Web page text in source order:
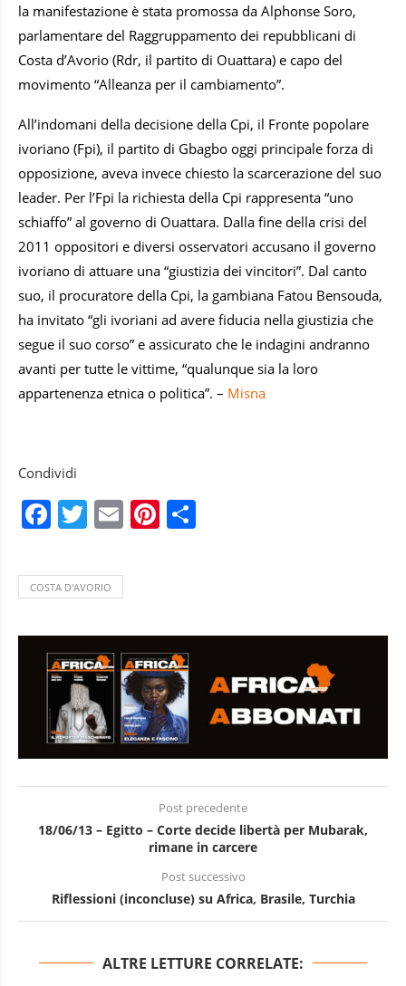
la manifestazione è stata promossa da Alphonse Soro,
parlamentare del Raggruppamento dei repubblicani di
Costa d’Avorio (Rdr, il partito di Ouattara) e capo del
movimento “Alleanza per il cambiamento”.
All’indomani della decisione della Cpi, il Fronte popolare
ivoriano (Fpi), il partito di Gbagbo oggi principale forza di
opposizione, aveva invece chiesto la scarcerazione del suo
leader. Per l’Fpi la richiesta della Cpi rappresenta “uno
schiaffo” al governo di Ouattara. Dalla fine della crisi del
2011 oppositori e diversi osservatori accusano il governo
ivoriano di attuare una “giustizia dei vincitori”. Dal canto
suo, il procuratore della Cpi, la gambiana Fatou Bensouda,
ha invitato “gli ivoriani ad avere fiducia nella giustizia che
segue il suo corso” e assicurato che le indagini andranno
avanti per tutte le vittime, “qualunque sia la loro
appartenenza etnica o politica”. – Misna
Condividi
Facebook
Twitter
EmailPinterest
COSTA D'AVORIO
Post precedente
18/06/13 – Egitto – Corte decide libertà per Mubarak,
rimane in carcere
Post successivo
Riflessioni (inconcluse) su Africa, Brasile, Turchia
ALTRE LETTURE CORRELATE: